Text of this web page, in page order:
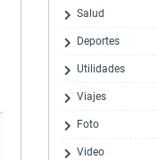
Salud
Deportes
Utilidades
Viajes
Foto
Video